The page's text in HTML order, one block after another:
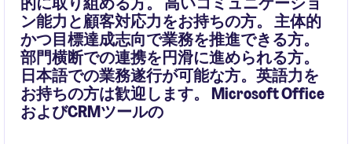
ン能力と顧客対応力をお持ちの方。 主体的
かつ目標達成志向で業務を推進できる方。
部門横断での連携を円滑に進められる方。
日本語での業務遂行が可能な方。英語力を
お持ちの方は歓迎します。 Microsoft Office
およびCRMツールの